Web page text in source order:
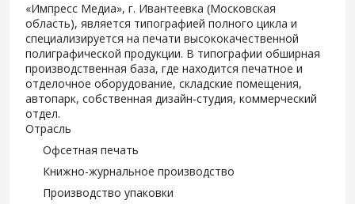
«Импресс Медиа», г. Ивантеевка (Московская
область), является типографией полного цикла и
специализируется на печати высококачественной
полиграфической продукции. В типографии обширная
производственная база, где находится печатное и
отделочное оборудование, складские помещения,
автопарк, собственная дизайн-студия, коммерческий
отдел.
Отрасль
Офсетная печать
Книжно-журнальное производство
Производство упаковки